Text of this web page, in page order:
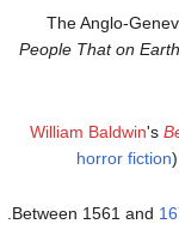
The Anglo-
People That on
William Baldwin's
horror fiction
Between 1561 and